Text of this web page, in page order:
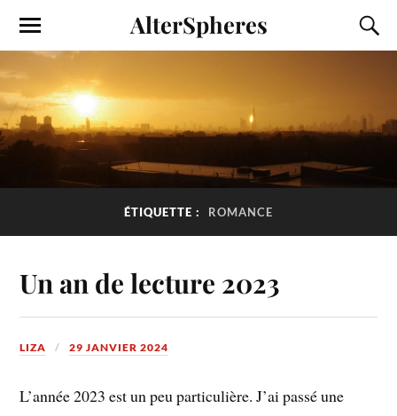
AlterSpheres
ÉTIQUETTE : ROMANCE
Un an de lecture 2023
LIZA 29 JANVIER 2024
L’année 2023 est un peu particulière. J’ai passé une